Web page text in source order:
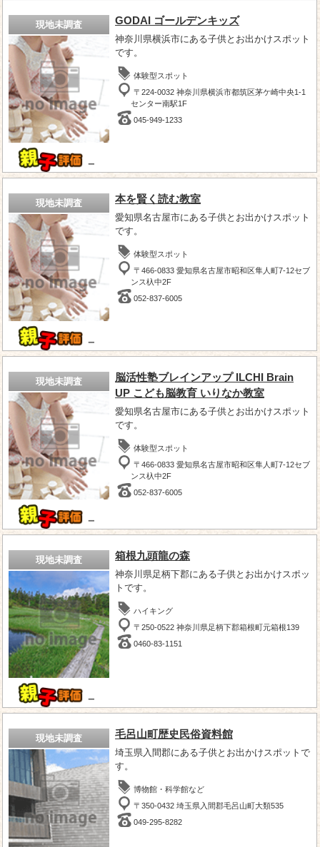
現地未調査
－
GODAI ゴールデンキッズ
神奈川県横浜市にある子供とお出かけスポット
です。
体験型スポット
〒224-0032 神奈川県横浜市都筑区茅ケ崎中央1-1
センター南駅1F
045-949-1233
現地未調査
－
本を賢く読む教室
愛知県名古屋市にある子供とお出かけスポット
です。
体験型スポット
〒466-0833 愛知県名古屋市昭和区隼人町7-12セブ
ンス杁中2F
052-837-6005
現地未調査
－
脳活性塾ブレインアップ ILCHI Brain
UP こども脳教育 いりなか教室
愛知県名古屋市にある子供とお出かけスポット
です。
体験型スポット
〒466-0833 愛知県名古屋市昭和区隼人町7-12セブ
ンス杁中2F
052-837-6005
現地未調査
－
箱根九頭龍の森
神奈川県足柄下郡にある子供とお出かけスポッ
トです。
ハイキング
〒250-0522 神奈川県足柄下郡箱根町元箱根139
0460-83-1151
現地未調査 毛呂山町歴史民俗資料館
埼玉県入間郡にある子供とお出かけスポットで
す。
博物館・科学館など
〒350-0432 埼玉県入間郡毛呂山町大類535
049-295-8282